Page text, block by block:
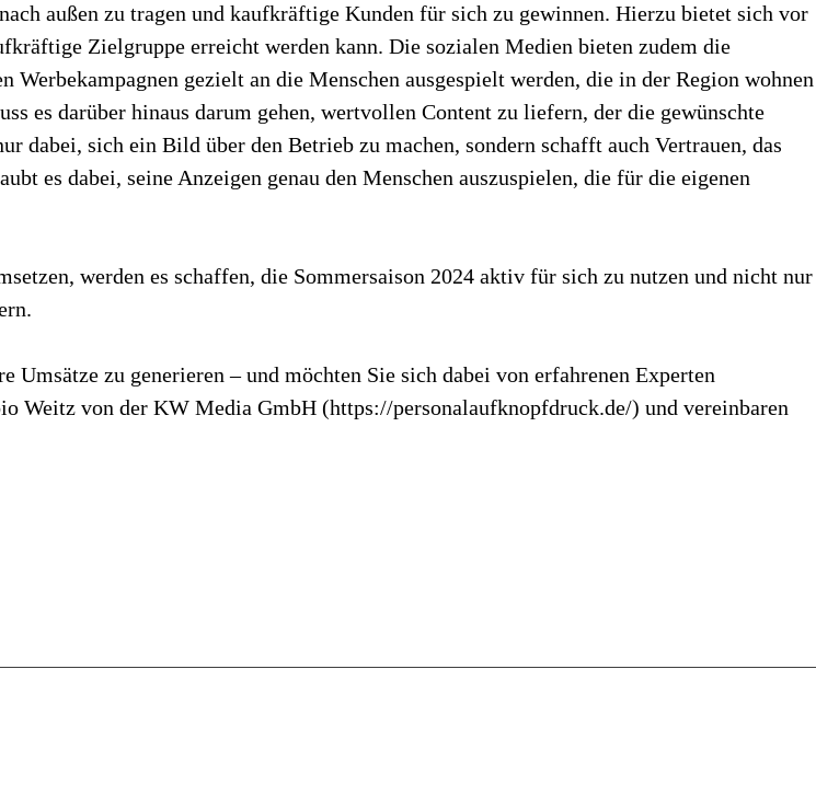
außen zu tragen und kaufkräftige Kunden für sich zu gewinnen. Hierzu bietet sich vor
Zielgruppe erreicht werden kann. Die sozialen Medien bieten zudem die
gezielt an die Menschen ausgespielt werden, die in der Region wohnen
es darüber hinaus darum gehen, wertvollen Content zu liefern, der die gewünschte
sich ein Bild über den Betrieb zu machen, sondern schafft auch Vertrauen, das
es dabei, seine Anzeigen genau den Menschen auszuspielen, die für die eigenen
werden es schaffen, die Sommersaison 2024 aktiv für sich zu nutzen und nicht nur
zu generieren – und möchten Sie sich dabei von erfahrenen Experten
Weitz von der KW Media GmbH (https://personalaufknopfdruck.de/) und vereinbaren